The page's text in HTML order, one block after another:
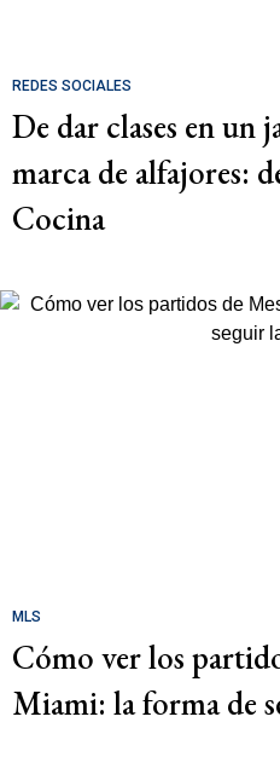
REDES SOCIALES
De dar clases en un
marca de alfajores:
Cocina
MLS
Cómo ver los
Miami: la forma de